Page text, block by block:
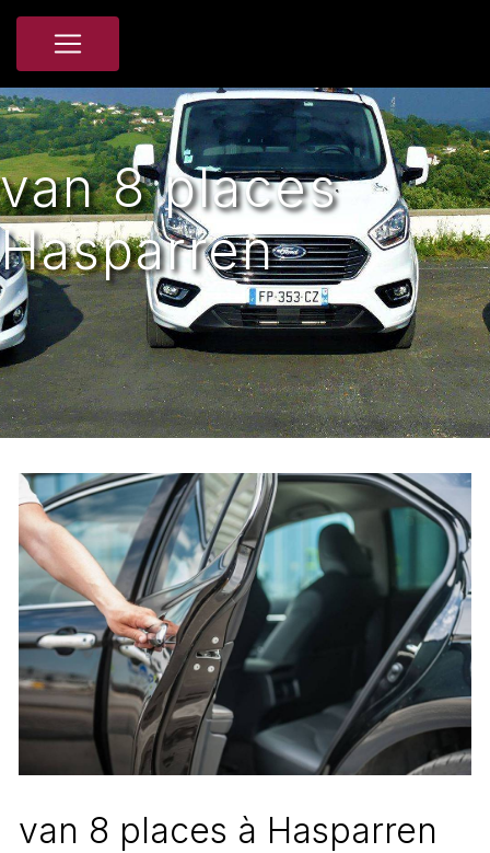
van 8 places
Hasparren
van 8 places à Hasparren
Panneau de gestion des cookies